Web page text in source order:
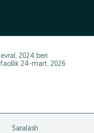
2024 beri
24-mart, 2026
Saralash